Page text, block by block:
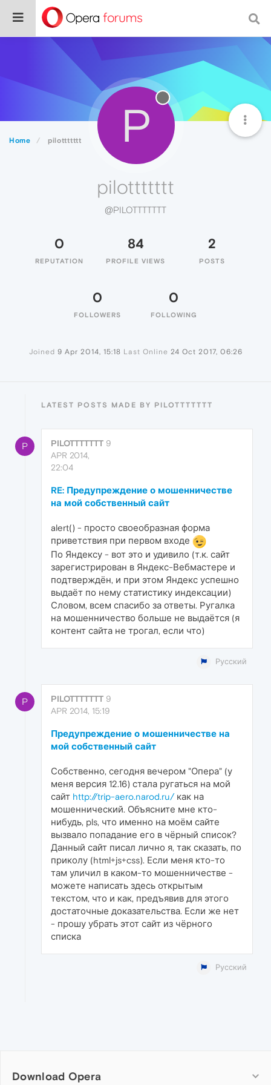
Home pilottttttt P
pilottttttt
@PILOTTTTTTT
0
REPUTATION
84
PROFILE VIEWS
2
POSTS
0
FOLLOWERS
0
FOLLOWING
Joined 9 Apr 2014, 15:18 Last Online 24 Oct 2017, 06:26
LATEST POSTS MADE BY PILOTTTTTTT
P PILOTTTTTTT 9
APR 2014,
22:04
RE: Предупреждение о мошенничестве
на мой собственный сайт
alert() - просто своеобразная форма
приветствия при первом входе
По Яндексу - вот это и удивило (т.к. сайт
зарегистрирован в Яндекс-Вебмастере и
подтверждён, и при этом Яндекс успешно
выдаёт по нему статистику индексации)
Словом, всем спасибо за ответы. Ругалка
на мошенничество больше не выдаётся (я
контент сайта не трогал, если что)
Русский
P PILOTTTTTTT 9
APR 2014, 15:19
Предупреждение о мошенничестве на
мой собственный сайт
Собственно, сегодня вечером "Опера" (у
меня версия 12.16) стала ругаться на мой
сайт http://trip-aero.narod.ru/как на
мошеннический. Объясните мне кто-
нибудь, pls, что именно на моём сайте
вызвало попадание его в чёрный список?
Данный сайт писал лично я, так сказать, по
приколу (html+js+css). Если меня кто-то
там уличил в каком-то мошенничестве -
можете написать здесь открытым
текстом, что и как, предъявив для этого
достаточные доказательства. Если же нет
- прошу убрать этот сайт из чёрного
списка
Русский
Download Opera